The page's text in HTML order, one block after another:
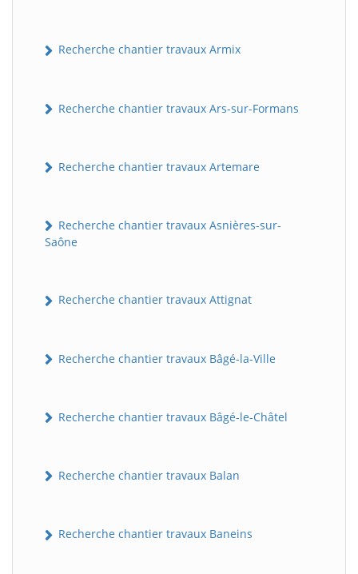
Recherche chantier travaux Armix
Recherche chantier travaux Ars-sur-Formans
Recherche chantier travaux Artemare
Recherche chantier travaux Asnières-sur-
Saône
Recherche chantier travaux Attignat
Recherche chantier travaux Bâgé-la-Ville
Recherche chantier travaux Bâgé-le-Châtel
Recherche chantier travaux Balan
Recherche chantier travaux Baneins